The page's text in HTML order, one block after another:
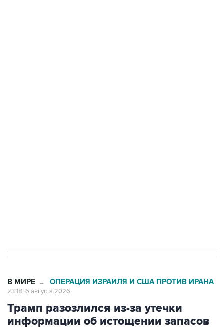
В МИРЕ → ОПЕРАЦИЯ ИЗРАИЛЯ И США ПРОТИВ ИРАНА
23:18, 6 августа 2026
Трамп разозлился из-за утечки
информации об истощении запасов